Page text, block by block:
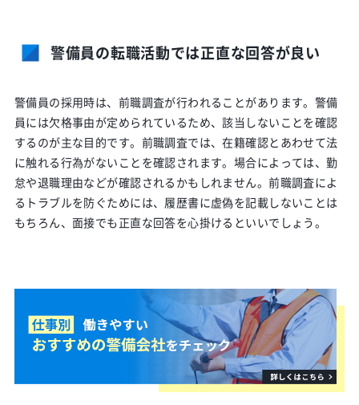
警備員の転職活動では正直な回答が良い
警備員の採用時は、前職調査が行われることがあります。警備
員には欠格事由が定められているため、該当しないことを確認
するのが主な目的です。前職調査では、在籍確認とあわせて法
に触れる行為がないことを確認されます。場合によっては、勤
怠や退職理由などが確認されるかもしれません。前職調査によ
るトラブルを防ぐためには、履歴書に虚偽を記載しないことは
もちろん、面接でも正直な回答を心掛けるといいでしょう。